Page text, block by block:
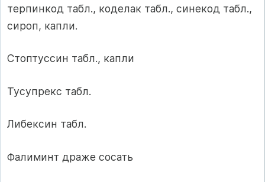
терпинкод табл., коделак табл., синекод табл.,
сироп, капли.
Стоптуссин табл., капли
Тусупрекс табл.
Либексин табл.
Фалиминт драже сосать